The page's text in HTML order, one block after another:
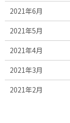
2021年6月
2021年5月
2021年4月
2021年3月
2021年2月